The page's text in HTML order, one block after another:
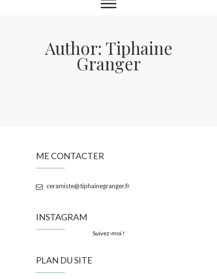
Author: Tiphaine
Granger
ME CONTACTER
ceramiste@tiphainegranger.fr
INSTAGRAM
Suivez-moi !
PLAN DU SITE